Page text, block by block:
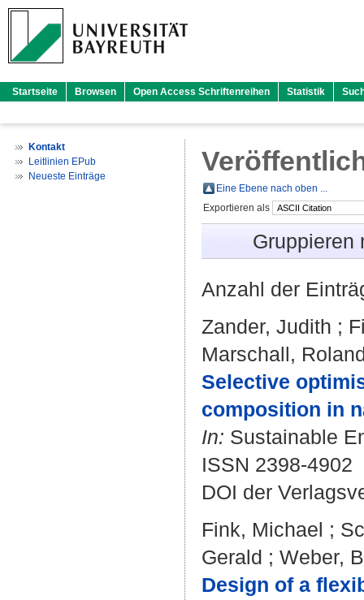
Startseite Browsen Open Access Schriftenreihen Statistik
Kontakt
Leitlinien EPub
Neueste Einträge
Eine Ebene nach oben ...
Exportieren als
Anzahl der
Zander, Judith ;
Marschall,
Selective
composition in
In: Sustainable
ISSN 2398-4902
DOI der
Fink, Michael ;
Gerald ; Weber,
Design of a